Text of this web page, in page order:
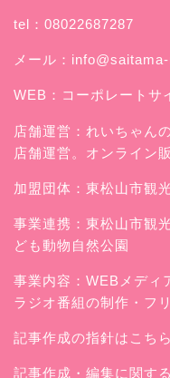
tel：08022687287
メール：
WEB： コーポレートサ
店舗運営： れいちゃん
店舗運営。オンライン
加盟団体：東松山市観
事業連携：東松山市観
ども動物自然公園
事業内容：WEBメディ
ラジオ番組の制作・フ
記事作成の指針はこち
記事作成・編集に関す